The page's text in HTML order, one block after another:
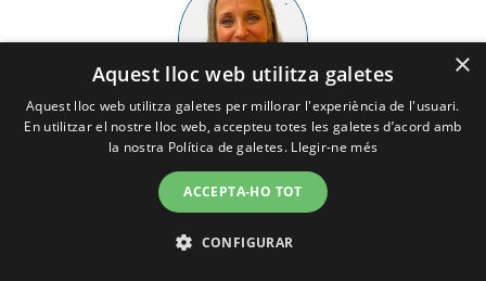
Gisela Culla Ginesta
×
Aquest lloc web utilitza galetes
Aquest lloc web utilitza galetes per millorar l'experiència de l'usuari.
En utilitzar el nostre lloc web, accepteu totes les galetes d’acord amb
la nostra Política de galetes. Llegir-ne més
ACCEPTA-HO TOT
CONFIGURAR